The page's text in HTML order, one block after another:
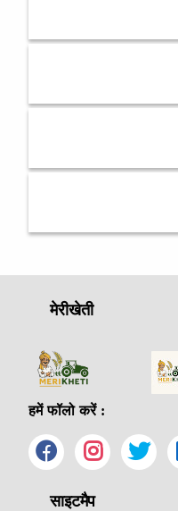
मेरीखेती
हमें फॉलो करें :
साइटमैप